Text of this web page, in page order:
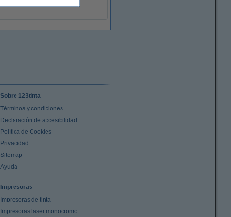
Sobre 123tinta
Términos y condiciones
Declaración de accesibilidad
Política de Cookies
Privacidad
Sitemap
Ayuda
Impresoras
Impresoras de tinta
Impresoras laser monocromo